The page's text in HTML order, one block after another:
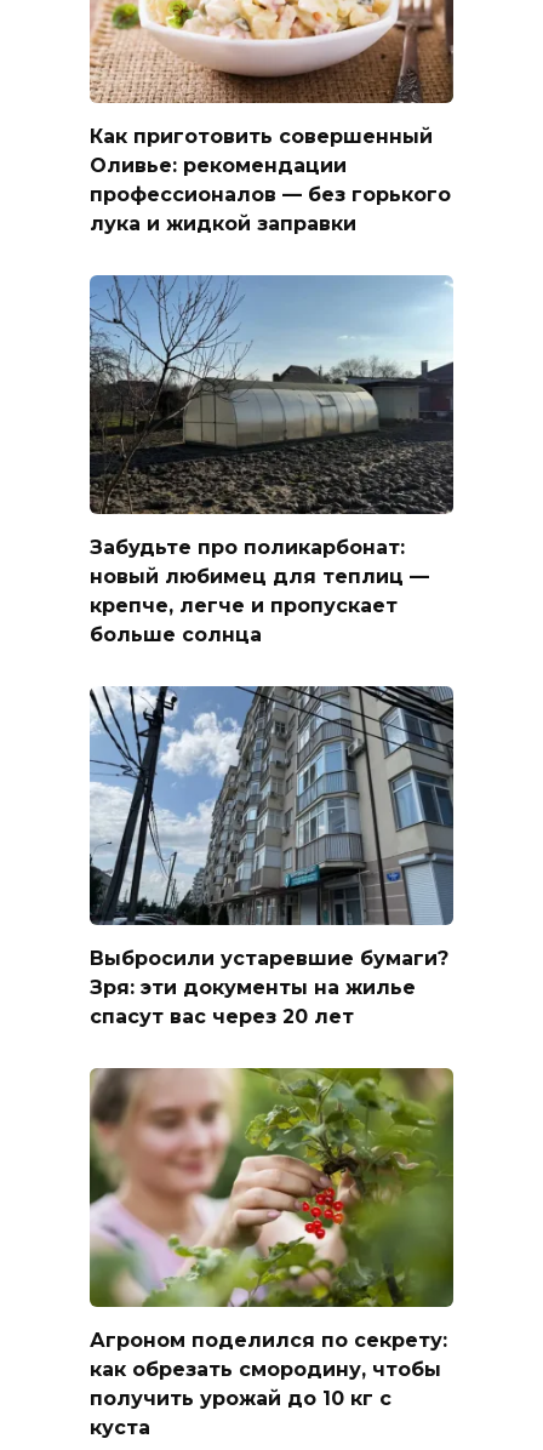
Как приготовить совершенный
Оливье: рекомендации
профессионалов — без горького
лука и жидкой заправки
Забудьте про поликарбонат:
новый любимец для теплиц —
крепче, легче и пропускает
больше солнца
Выбросили устаревшие бумаги?
Зря: эти документы на жилье
спасут вас через 20 лет
Агроном поделился по секрету:
как обрезать смородину, чтобы
получить урожай до 10 кг с
куста